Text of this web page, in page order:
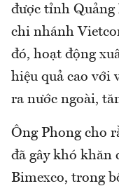
được tỉnh Quảng
chi nhánh
đó, hoạt động
hiệu quả cao với
ra nước ngoài,
Ông Phong cho
đã gây khó khăn
Bimexco, trong